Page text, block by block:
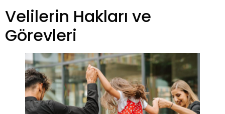
Velilerin Hakları ve
Görevleri